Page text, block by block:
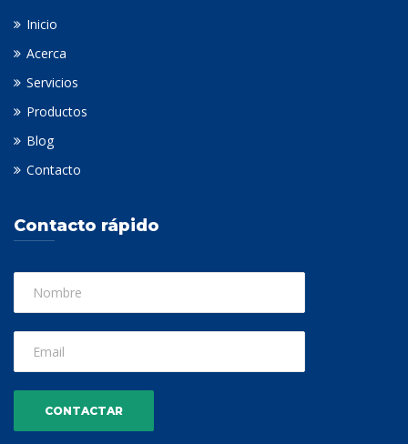
Inicio
Acerca
Servicios
Productos
Blog
Contacto
Contacto rápido